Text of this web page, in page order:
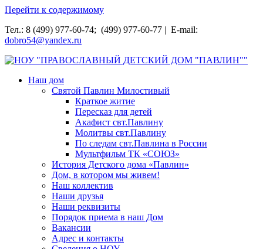
Перейти к содержимому
Тел.: 8 (499) 977-60-74; (499) 977-60-77 | E-mail:
dobro54@yandex.ru
НОУ "ПРАВОСЛАВНЫЙ ДЕТСКИЙ ДОМ "ПАВЛИН""
Наш дом
Святой Павлин Милостивый
Краткое житие
Пересказ для детей
Акафист свт.Павлину
Молитвы свт.Павлину
По следам свт.Павлина в России
Мультфильм ТК «СОЮЗ»
История Детского дома «Павлин»
Дом, в котором мы живем!
Наш коллектив
Наши друзья
Наши реквизиты
Порядок приема в наш Дом
Вакансии
Адрес и контакты